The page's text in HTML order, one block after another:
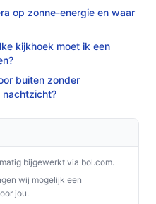
dieren. Niet geschikt
dat netstroom en Wi‑Fi
beschikbaar zijn.
op
je kiest.
op zonne-energie en waar
kijkhoek moet ik een
buiten zonder
bijgewerkt via bol.com.
wij mogelijk een
jou.